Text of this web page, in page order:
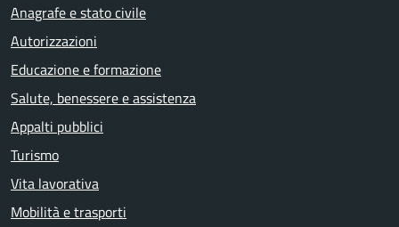
Anagrafe e stato civile
Autorizzazioni
Educazione e formazione
Salute, benessere e assistenza
Appalti pubblici
Turismo
Vita lavorativa
Mobilità e trasporti